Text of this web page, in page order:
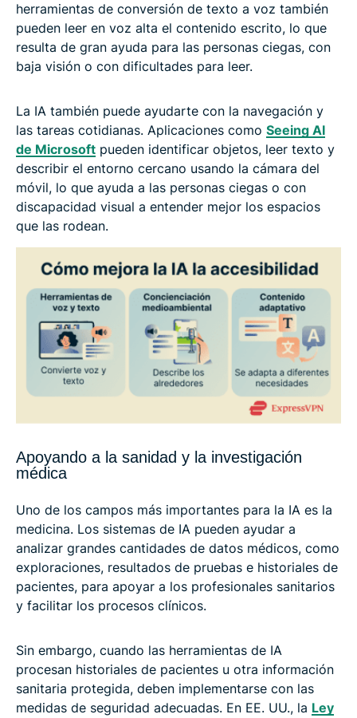
herramientas de conversión de texto a voz también
pueden leer en voz alta el contenido escrito, lo que
resulta de gran ayuda para las personas ciegas, con
baja visión o con dificultades para leer.
La IA también puede ayudarte con la navegación y
las tareas cotidianas. Aplicaciones como Seeing AI
de Microsoft pueden identificar objetos, leer texto y
describir el entorno cercano usando la cámara del
móvil, lo que ayuda a las personas ciegas o con
discapacidad visual a entender mejor los espacios
que las rodean.
Apoyando a la sanidad y la investigación
médica
Uno de los campos más importantes para la IA es la
medicina. Los sistemas de IA pueden ayudar a
analizar grandes cantidades de datos médicos, como
exploraciones, resultados de pruebas e historiales de
pacientes, para apoyar a los profesionales sanitarios
y facilitar los procesos clínicos.
Sin embargo, cuando las herramientas de IA
procesan historiales de pacientes u otra información
sanitaria protegida, deben implementarse con las
medidas de seguridad adecuadas. En EE. UU., la Ley